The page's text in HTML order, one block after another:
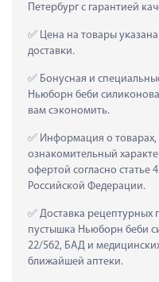
Петербург с гарантией
Цена на товары
доставки.
Бонусная и
Ньюборн беби
вам сэкономить.
Информация о
ознакомительный
офертой согласно статье
Российской Федерации.
Доставка рецептурных
пустышка Ньюборн беби
22/562, БАД и
ближайшей аптеки.